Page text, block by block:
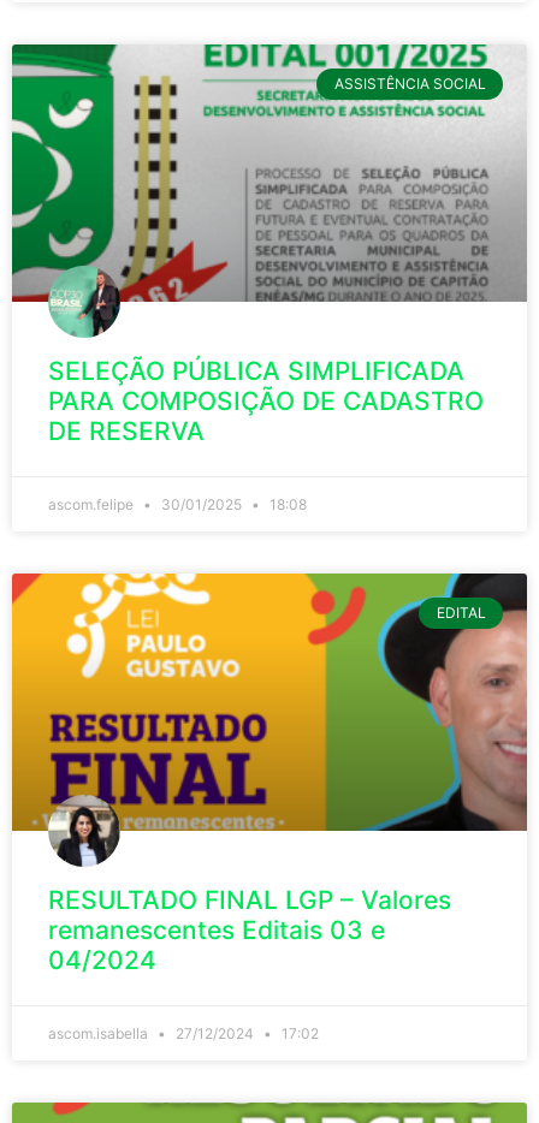
ASSISTÊNCIA SOCIAL
SELEÇÃO PÚBLICA SIMPLIFICADA
PARA COMPOSIÇÃO DE CADASTRO
DE RESERVA
ascom.felipe 30/01/2025 18:08
EDITAL
RESULTADO FINAL LGP – Valores
remanescentes Editais 03 e
04/2024
ascom.isabella 27/12/2024 17:02